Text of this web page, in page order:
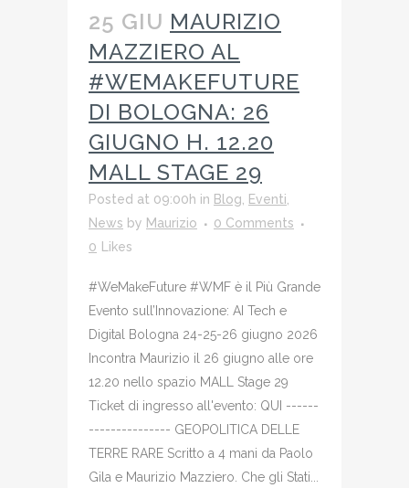
25 GIU MAURIZIO
MAZZIERO AL
#WEMAKEFUTURE
DI BOLOGNA: 26
GIUGNO H. 12.20
MALL STAGE 29
Posted at 09:00h in Blog Eventi
News by Maurizio
0 Comments
0
Likes
#WeMakeFuture #WMF è il Più Grande
Evento sull’Innovazione: AI Tech e
Digital Bologna 24-25-26 giugno 2026
Incontra Maurizio il 26 giugno alle ore
12.20 nello spazio MALL Stage 29
Ticket di ingresso all'evento: QUI ------
--------------- GEOPOLITICA DELLE
TERRE RARE Scritto a 4 mani da Paolo
Gila e Maurizio Mazziero. Che gli Stati...